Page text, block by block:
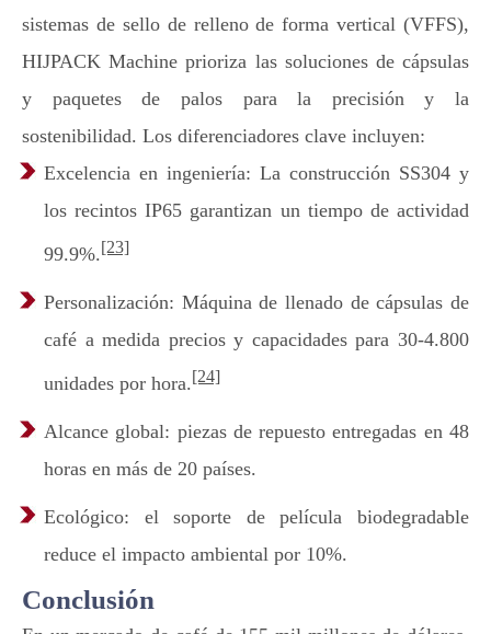
sistemas de sello de relleno de forma vertical (VFFS),
HIJPACK Machine prioriza las soluciones de cápsulas
y paquetes de palos para la precisión y la
sostenibilidad. Los diferenciadores clave incluyen:
Excelencia en ingeniería: La construcción SS304 y
los recintos IP65 garantizan un tiempo de actividad
99.9%.[23]
Personalización: Máquina de llenado de cápsulas de
café a medida precios y capacidades para 30-4.800
unidades por hora.[24]
Alcance global: piezas de repuesto entregadas en 48
horas en más de 20 países.
Ecológico: el soporte de película biodegradable
reduce el impacto ambiental por 10%.
Conclusión